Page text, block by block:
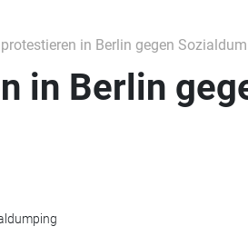
protestieren in Berlin gegen
in Berlin